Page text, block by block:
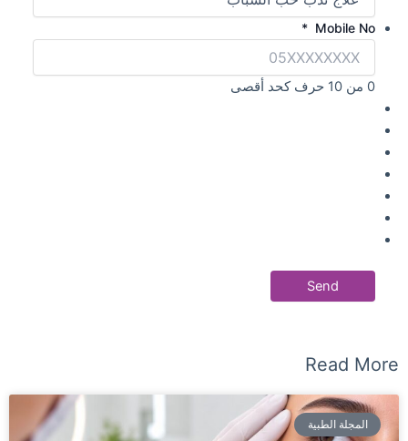
Mobile No
*
0 من 10 حرف كحد أقصى
Read More
المجلة الطبية